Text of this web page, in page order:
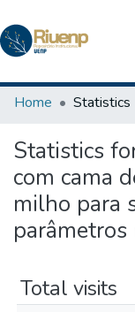
Communities &
The Repository
Home Statistics
Statistics
com cama
milho para
Total visits